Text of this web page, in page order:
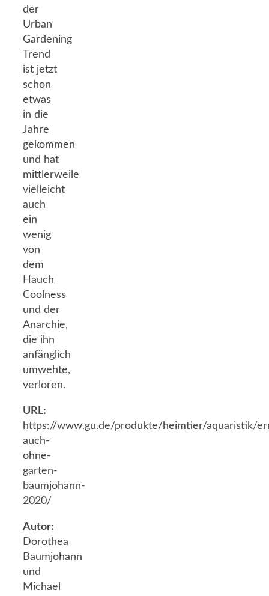
der
Urban
Gardening
Trend
ist jetzt
schon
etwas
in die
Jahre
gekommen
und hat
mittlerweile
vielleicht
auch
ein
wenig
von
dem
Hauch
Coolness
und der
Anarchie,
die ihn
anfänglich
umwehte,
verloren.
URL:
https://www.gu.de/produkte/heimtier/aquaristik/
auch-
ohne-
garten-
baumjohann-
2020/
Autor:
Dorothea
Baumjohann
und
Michael